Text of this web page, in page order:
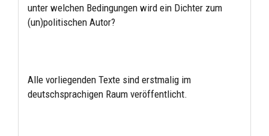
unter welchen Bedingungen wird ein Dichter zum
(un)politischen Autor?
Alle vorliegenden Texte sind erstmalig im
deutschsprachigen Raum veröffentlicht.